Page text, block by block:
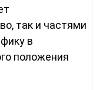
так и частями
в
положения